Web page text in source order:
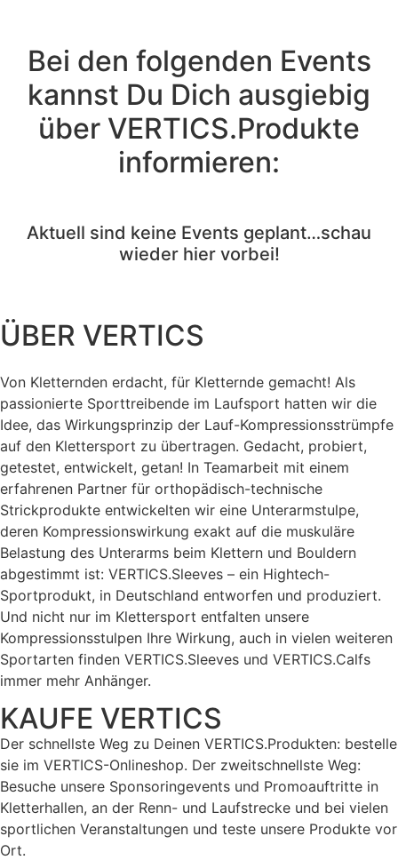
Bei den folgenden Events
kannst Du Dich ausgiebig
über VERTICS.Produkte
informieren:
Aktuell sind keine Events geplant…schau
wieder hier vorbei!
ÜBER VERTICS
Von Kletternden erdacht, für Kletternde gemacht! Als
passionierte Sporttreibende im Laufsport hatten wir die
Idee, das Wirkungsprinzip der Lauf-Kompressionsstrümpfe
auf den Klettersport zu übertragen. Gedacht, probiert,
getestet, entwickelt, getan! In Teamarbeit mit einem
erfahrenen Partner für orthopädisch-technische
Strickprodukte entwickelten wir eine Unterarmstulpe,
deren Kompressionswirkung exakt auf die muskuläre
Belastung des Unterarms beim Klettern und Bouldern
abgestimmt ist: VERTICS.Sleeves – ein Hightech-
Sportprodukt, in Deutschland entworfen und produziert.
Und nicht nur im Klettersport entfalten unsere
Kompressionsstulpen Ihre Wirkung, auch in vielen weiteren
Sportarten finden VERTICS.Sleeves und VERTICS.Calfs
immer mehr Anhänger.
KAUFE VERTICS
Der schnellste Weg zu Deinen VERTICS.Produkten: bestelle
sie im VERTICS-Onlineshop. Der zweitschnellste Weg:
Besuche unsere Sponsoringevents und Promoauftritte in
Kletterhallen, an der Renn- und Laufstrecke und bei vielen
sportlichen Veranstaltungen und teste unsere Produkte vor
Ort.